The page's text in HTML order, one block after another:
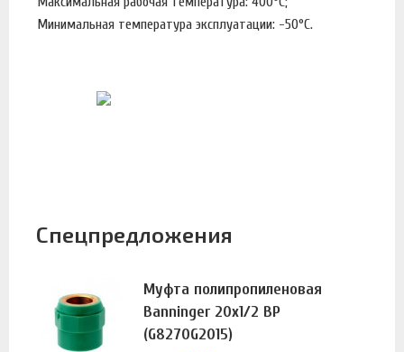
Минимальная температура эксплуатации: -50°С.
Спецпредложения
Муфта полипропиленовая
Banninger 20х1/2 ВР
(G8270G2015)